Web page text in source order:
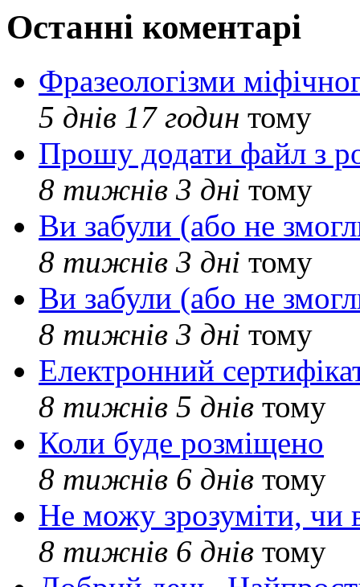
Останні коментарі
Фразеологізми
5 днів 17 годин тому
Прошу додати файл з
8 тижнів 3 дні тому
Ви забули (або не
8 тижнів 3 дні тому
Ви забули (або не
8 тижнів 3 дні тому
Електронний
8 тижнів 5 днів тому
Коли буде розміщено
8 тижнів 6 днів тому
Не можу зрозуміти, чи
8 тижнів 6 днів тому